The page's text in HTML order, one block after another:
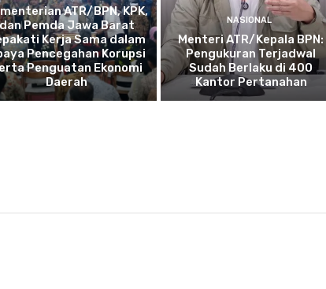
ATR/BPN, KPK,
Pemda Jawa Barat
Kerja Sama dalam
Pencegahan Korupsi
Penguatan Ekonomi
Daerah
NASIONAL
Menteri ATR/Kepala BPN:
Pengukuran Terjadwal
Sudah Berlaku di 400
Kantor Pertanahan